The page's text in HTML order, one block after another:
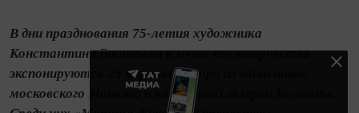
В дни празднования 75-летия художника
Константина Васильева в музее его творчества
экспонируются 25 картин автора из запасников
московского Манежа и картинной галереи Коломны.